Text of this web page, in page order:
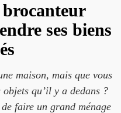
ses biens
maison, mais que vous
objets qu’il y a dedans ?
faire un grand ménage